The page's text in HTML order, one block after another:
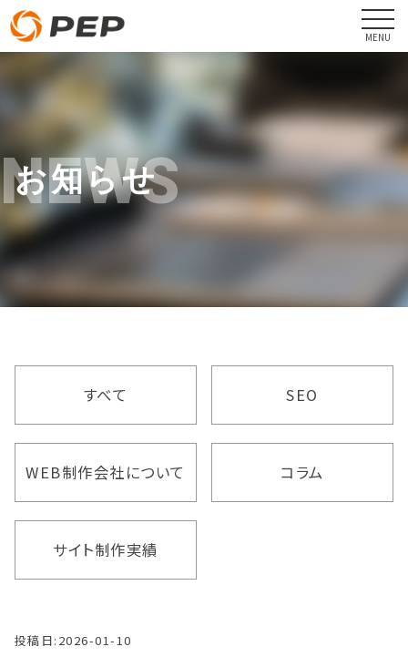
NEWS
お知らせ
すべて SEO
WEB制作会社について コラム
サイト制作実績
投稿日: 2026-01-10